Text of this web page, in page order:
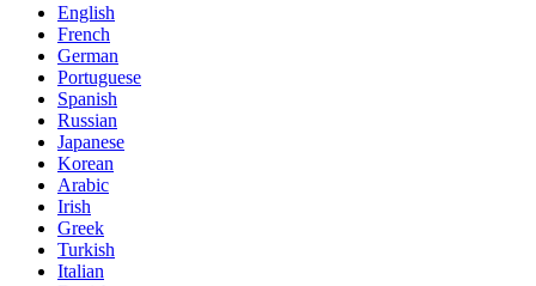
English
French
German
Portuguese
Spanish
Russian
Japanese
Korean
Arabic
Irish
Greek
Turkish
Italian